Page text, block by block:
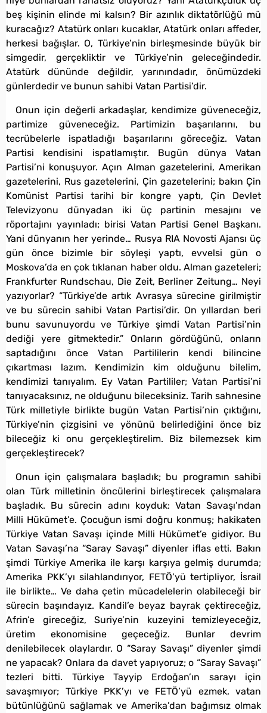
beş kişinin elinde mi kalsın? Bir azınlık diktatörlüğü mü
kuracağız? Atatürk onları kucaklar, Atatürk onları affeder,
herkesi bağışlar. O, Türkiye’nin birleşmesinde büyük bir
simgedir, gerçekliktir ve Türkiye’nin geleceğindedir.
Atatürk dününde değildir, yarınındadır, önümüzdeki
günlerdedir ve bunun sahibi Vatan Partisi’dir.
Onun için değerli arkadaşlar, kendimize güveneceğiz,
partimize güveneceğiz. Partimizin başarılarını, bu
tecrübelerle ispatladığı başarılarını göreceğiz. Vatan
Partisi kendisini ispatlamıştır. Bugün dünya Vatan
Partisi’ni konuşuyor. Açın Alman gazetelerini, Amerikan
gazetelerini, Rus gazetelerini, Çin gazetelerini; bakın Çin
Komünist Partisi tarihi bir kongre yaptı, Çin Devlet
Televizyonu dünyadan iki üç partinin mesajını ve
röportajını yayınladı; birisi Vatan Partisi Genel Başkanı.
Yani dünyanın her yerinde… Rusya RIA Novosti Ajansı üç
gün önce bizimle bir söyleşi yaptı, evvelsi gün o
Moskova’da en çok tıklanan haber oldu. Alman gazeteleri;
Frankfurter Rundschau, Die Zeit, Berliner Zeitung… Neyi
yazıyorlar? “Türkiye’de artık Avrasya sürecine girilmiştir
ve bu sürecin sahibi Vatan Partisi’dir. On yıllardan beri
bunu savunuyordu ve Türkiye şimdi Vatan Partisi’nin
dediği yere gitmektedir.” Onların gördüğünü, onların
saptadığını önce Vatan Partililerin kendi bilincine
çıkartması lazım. Kendimizin kim olduğunu bilelim,
kendimizi tanıyalım. Ey Vatan Partililer; Vatan Partisi’ni
tanıyacaksınız, ne olduğunu bileceksiniz. Tarih sahnesine
Türk milletiyle birlikte bugün Vatan Partisi’nin çıktığını,
Türkiye’nin çizgisini ve yönünü belirlediğini önce biz
bileceğiz ki onu gerçekleştirelim. Biz bilemezsek kim
gerçekleştirecek?
Onun için çalışmalara başladık; bu programın sahibi
olan Türk milletinin öncülerini birleştirecek çalışmalara
başladık. Bu sürecin adını koyduk: Vatan Savaşı’ndan
Milli Hükümet’e. Çocuğun ismi doğru konmuş; hakikaten
Türkiye Vatan Savaşı içinde Milli Hükümet’e gidiyor. Bu
Vatan Savaşı’na “Saray Savaşı” diyenler iflas etti. Bakın
şimdi Türkiye Amerika ile karşı karşıya gelmiş durumda;
Amerika PKK’yı silahlandırıyor, FETÖ’yü tertipliyor, İsrail
ile birlikte… Ve daha çetin mücadelelerin olabileceği bir
sürecin başındayız. Kandil’e beyaz bayrak çektireceğiz,
Afrin’e gireceğiz, Suriye’nin kuzeyini temizleyeceğiz,
üretim ekonomisine geçeceğiz. Bunlar devrim
denilebilecek olaylardır. O “Saray Savaşı” diyenler şimdi
ne yapacak? Onlara da davet yapıyoruz; o “Saray Savaşı”
tezleri bitti. Türkiye Tayyip Erdoğan’ın sarayı için
savaşmıyor; Türkiye PKK’yı ve FETÖ’yü ezmek, vatan
bütünlüğünü sağlamak ve Amerika’dan bağımsız olmak